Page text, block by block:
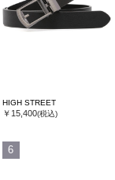
HIGH STREET
￥15,400(税込)
6